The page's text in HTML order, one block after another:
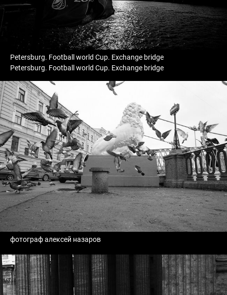
Petersburg. Football world Cup. Exchange bridge
Petersburg. Football world Cup. Exchange bridge
фотограф алексей назаров